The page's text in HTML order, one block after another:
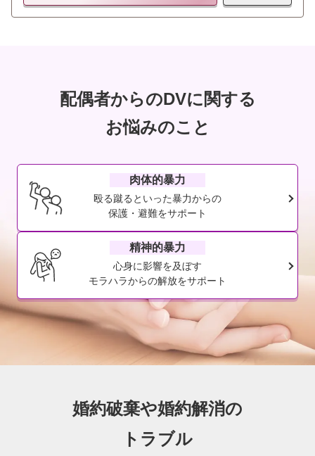
配偶者からのDVに関する
お悩みのこと
肉体的暴力
殴る蹴るといった暴力からの
保護・避難をサポート
精神的暴力
心身に影響を及ぼす
モラハラからの解放をサポート
婚約破棄や婚約解消の
トラブル